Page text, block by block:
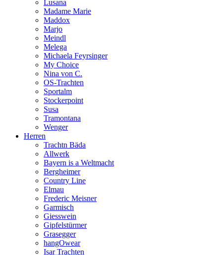
Lusana
Madame Marie
Maddox
Marjo
Meindl
Melega
Michaela Feyrsinger
My Choice
Nina von C.
OS-Trachten
Sportalm
Stockerpoint
Susa
Tramontana
Wenger
Herren
Trachtn Bäda
Allwerk
Bayern is a Weltmacht
Bergheimer
Country Line
Elmau
Frederic Meisner
Garmisch
Giesswein
Gipfelstürmer
Grasegger
hangOwear
Isar Trachten